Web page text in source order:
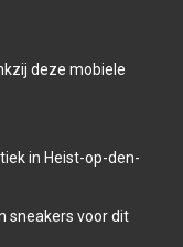
deze mobiele
in Heist-op-den-
sneakers voor dit